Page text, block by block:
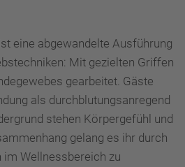
eine abgewandelte Ausführung
Mit gezielten Griffen
gearbeitet. Gäste
als durchblutungsanregend
stehen Körpergefühl und
gelang es ihr durch
Wellnessbereich zu